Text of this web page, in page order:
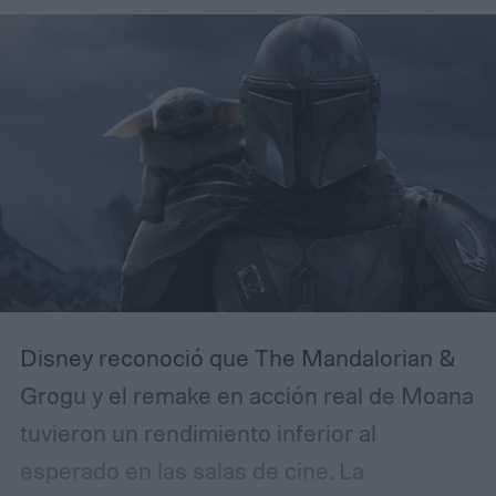
Disney reconoció que The Mandalorian &
Grogu y el remake en acción real de Moana
tuvieron un rendimiento inferior al
esperado en las salas de cine. La